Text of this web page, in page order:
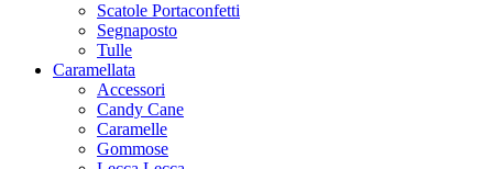
Scatole Portaconfetti
Segnaposto
Tulle
Caramellata
Accessori
Candy Cane
Caramelle
Gommose